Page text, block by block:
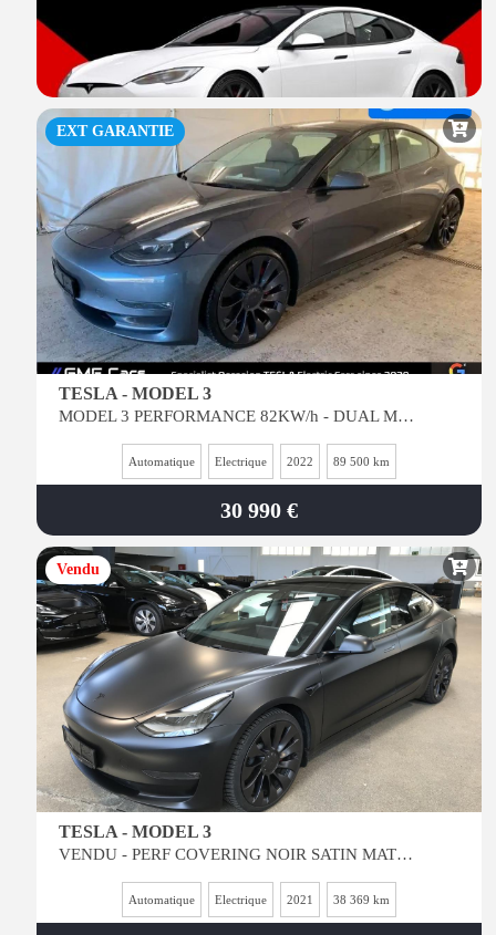
EXT GARANTIE
TESLA - MODEL 3
MODEL 3 PERFORMANCE 82KW/h - DUAL MOTOR AWD - INT NOIR -
Automatique Electrique 2022 89 500 km
30 990 €
Vendu
TESLA - MODEL 3
VENDU - PERF COVERING NOIR SATIN MAT - int NOIR - Vitres Teintées
Automatique Electrique 2021 38 369 km